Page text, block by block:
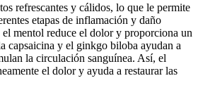
refrescantes y cálidos, lo que le permite
etapas de inflamación y daño
mentol reduce el dolor y proporciona un
capsaicina y el ginkgo biloba ayudan a
la circulación sanguínea. Así, el
el dolor y ayuda a restaurar las